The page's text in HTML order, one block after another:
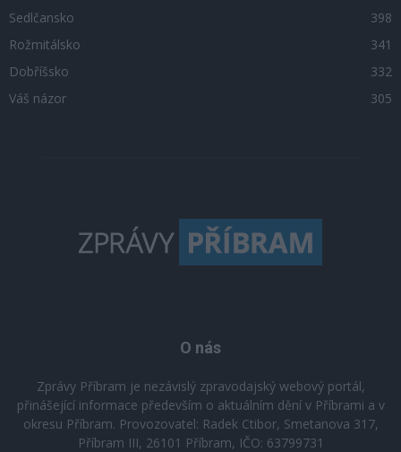
Sedlčansko
398
Rožmitálsko
341
Dobříšsko
332
Váš názor
305
O nás
Zprávy Příbram je nezávislý zpravodajský webový portál,
přinášející informace především o aktuálním dění v Příbrami a v
okresu Příbram. Provozovatel: Radek Ctibor, Smetanova 317,
Příbram III, 26101 Příbram, IČO: 63799731